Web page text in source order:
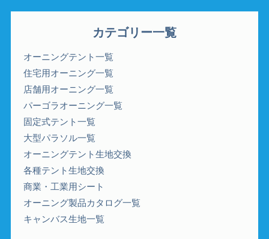
カテゴリー一覧
オーニングテント一覧
住宅用オーニング一覧
店舗用オーニング一覧
パーゴラオーニング一覧
固定式テント一覧
大型パラソル一覧
オーニングテント生地交換
各種テント生地交換
商業・工業用シート
オーニング製品カタログ一覧
キャンバス生地一覧